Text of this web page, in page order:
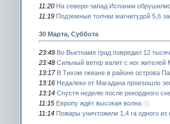
11:20 На северо-запад Испании
11:19 Подземные толчки магнитудой 5,6
30 Марта, Суббота
23:49 Во Вьетнаме град повредил 12
23:48 Сильный ветер валит с ног жителей
13:17 В Тихом океане в районе острова
13:16 Недалеко от Магадана произошло
13:14 Спустя неделю после рекордного
11:15 Европу ждёт высокая волна (0)
11:14 Пожары уничтожили 1,4 га одного